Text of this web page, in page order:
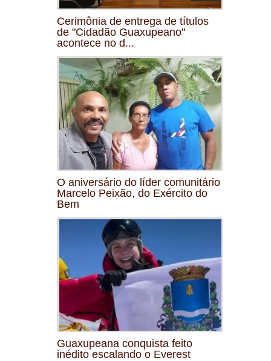
Cerimônia de entrega de títulos
de "Cidadão Guaxupeano"
acontece no d...
O aniversário do líder comunitário
Marcelo Peixão, do Exército do
Bem
Guaxupeana conquista feito
inédito escalando o Everest